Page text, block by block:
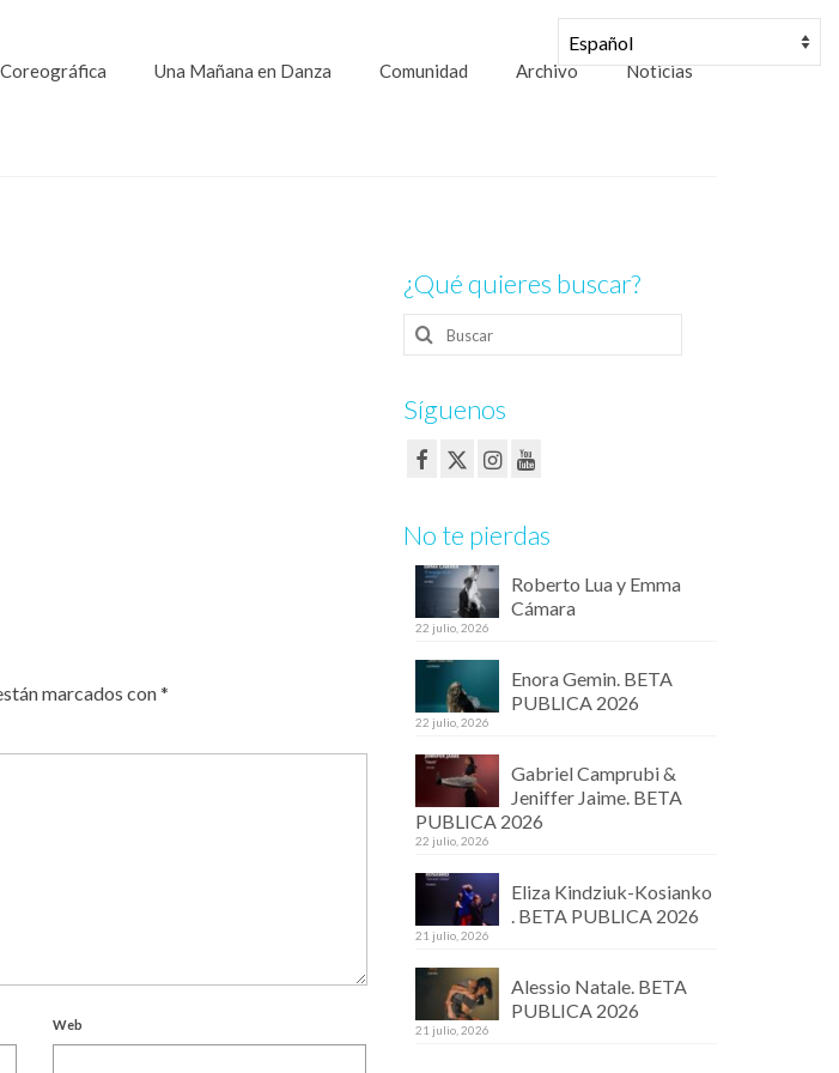
Una Mañana en Danza Comunidad Archivo Noticias
marcados con*
Web
¿Qué quieres buscar?
Buscar
por:
Síguenos
No te pierdas
Roberto Lua y Emma
Cámara
22 julio, 2026
Enora Gemin. BETA
PUBLICA 2026
22 julio, 2026
Gabriel Camprubi &
Jeniffer Jaime. BETA
PUBLICA 2026
22 julio, 2026
Eliza Kindziuk-Kosianko
. BETA PUBLICA 2026
21 julio, 2026
Alessio Natale. BETA
PUBLICA 2026
21 julio, 2026